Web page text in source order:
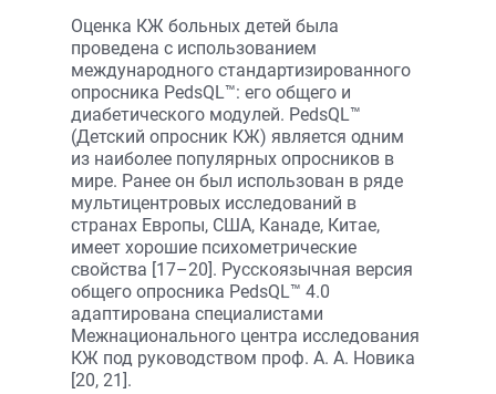
Оценка КЖ больных детей была
проведена с использованием
международного стандартизированного
опросника PedsQL™: его общего и
диабетического модулей. PedsQL™
(Детский опросник КЖ) является одним
из наиболее популярных опросников в
мире. Ранее он был использован в ряде
мультицентровых исследований в
странах Европы, США, Канаде, Китае,
имеет хорошие психометрические
свойства [17–20]. Русскоязычная версия
общего опросника PedsQL™ 4.0
адаптирована специалистами
Межнационального центра исследования
КЖ под руководством проф. А. А. Новика
[20, 21].